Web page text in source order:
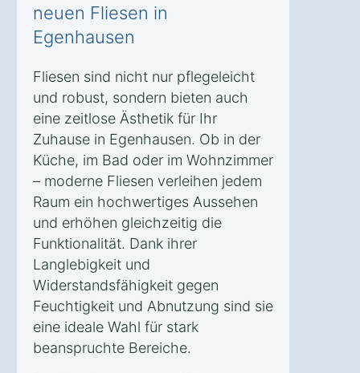
neuen Fliesen in
Egenhausen
Fliesen sind nicht nur pflegeleicht
und robust, sondern bieten auch
eine zeitlose Ästhetik für Ihr
Zuhause in Egenhausen. Ob in der
Küche, im Bad oder im Wohnzimmer
– moderne Fliesen verleihen jedem
Raum ein hochwertiges Aussehen
und erhöhen gleichzeitig die
Funktionalität. Dank ihrer
Langlebigkeit und
Widerstandsfähigkeit gegen
Feuchtigkeit und Abnutzung sind sie
eine ideale Wahl für stark
beanspruchte Bereiche.